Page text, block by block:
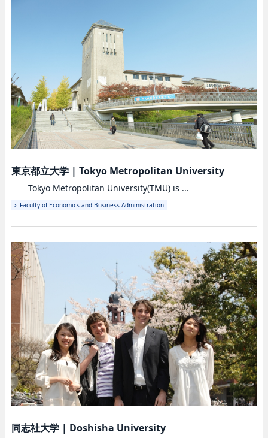
東京都立大学| Tokyo Metropolitan University
Tokyo Metropolitan University(TMU) is ...
Faculty of Economics and Business Administration
同志社大学| Doshisha University